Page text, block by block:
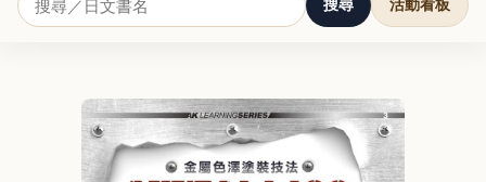
搜尋 活動看板